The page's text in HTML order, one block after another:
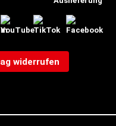
widerrufen